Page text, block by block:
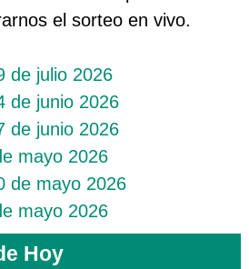
el sorteo en vivo.
de julio 2026
de junio 2026
de junio 2026
mayo 2026
de mayo 2026
mayo 2026
Hoy